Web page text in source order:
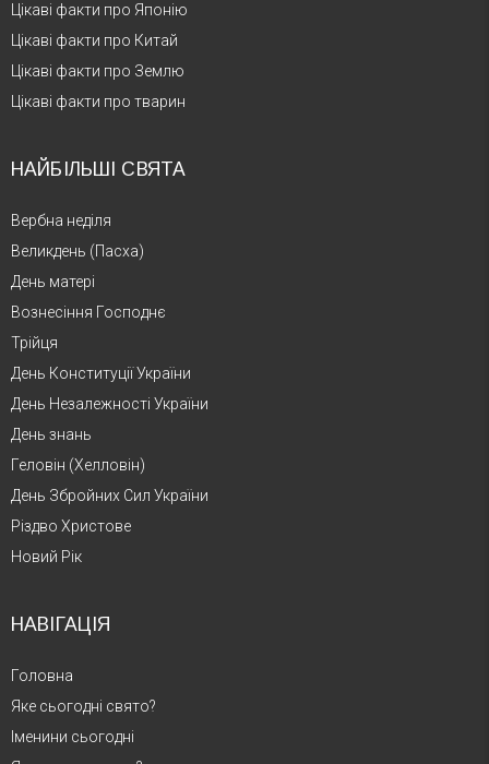
Цікаві факти про Японію
Цікаві факти про Китай
Цікаві факти про Землю
Цікаві факти про тварин
НАЙБІЛЬШІ СВЯТА
Вербна неділя
Великдень (Пасха)
День матері
Вознесіння Господнє
Трійця
День Конституції України
День Незалежності України
День знань
Геловін (Хелловін)
День Збройних Сил України
Різдво Христове
Новий Рік
НАВІГАЦІЯ
Головна
Яке сьогодні свято?
Іменини сьогодні